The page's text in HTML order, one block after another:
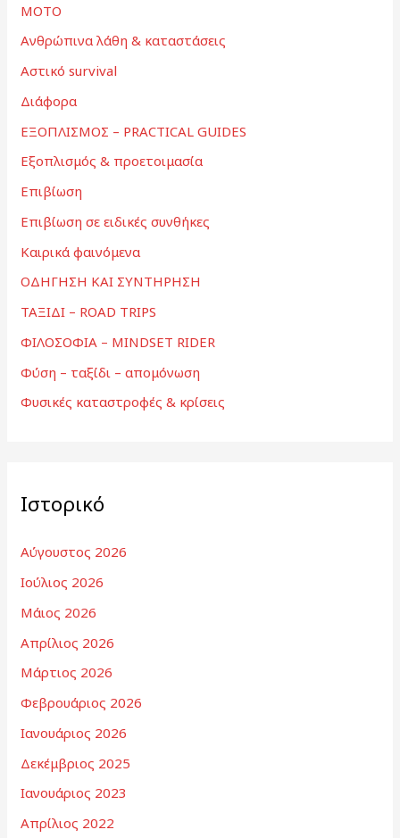
MOTO
Ανθρώπινα λάθη & καταστάσεις
Αστικό survival
Διάφορα
ΕΞΟΠΛΙΣΜΟΣ – PRACTICAL GUIDES
Εξοπλισμός & προετοιμασία
Επιβίωση
Επιβίωση σε ειδικές συνθήκες
Καιρικά φαινόμενα
ΟΔΗΓΗΣΗ ΚΑΙ ΣΥΝΤΗΡΗΣΗ
ΤΑΞΙΔΙ – ROAD TRIPS
ΦΙΛΟΣΟΦΙΑ – MINDSET RIDER
Φύση – ταξίδι – απομόνωση
Φυσικές καταστροφές & κρίσεις
Ιστορικό
Αύγουστος 2026
Ιούλιος 2026
Μάιος 2026
Απρίλιος 2026
Μάρτιος 2026
Φεβρουάριος 2026
Ιανουάριος 2026
Δεκέμβριος 2025
Ιανουάριος 2023
Απρίλιος 2022